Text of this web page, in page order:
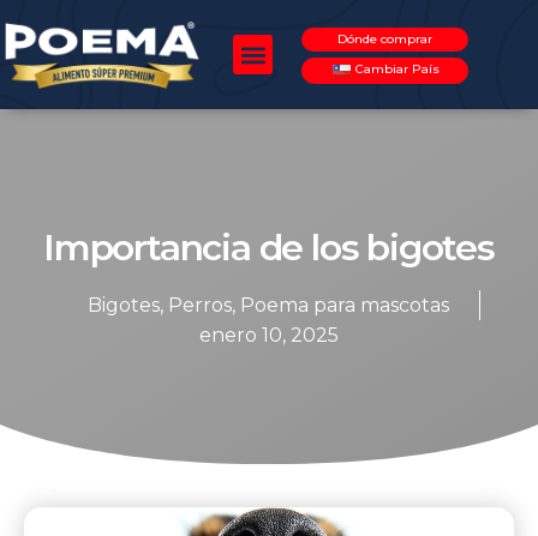
Dónde comprar
Cambiar País
Importancia de los bigotes
Bigotes, Perros, Poema para mascotas
enero 10, 2025